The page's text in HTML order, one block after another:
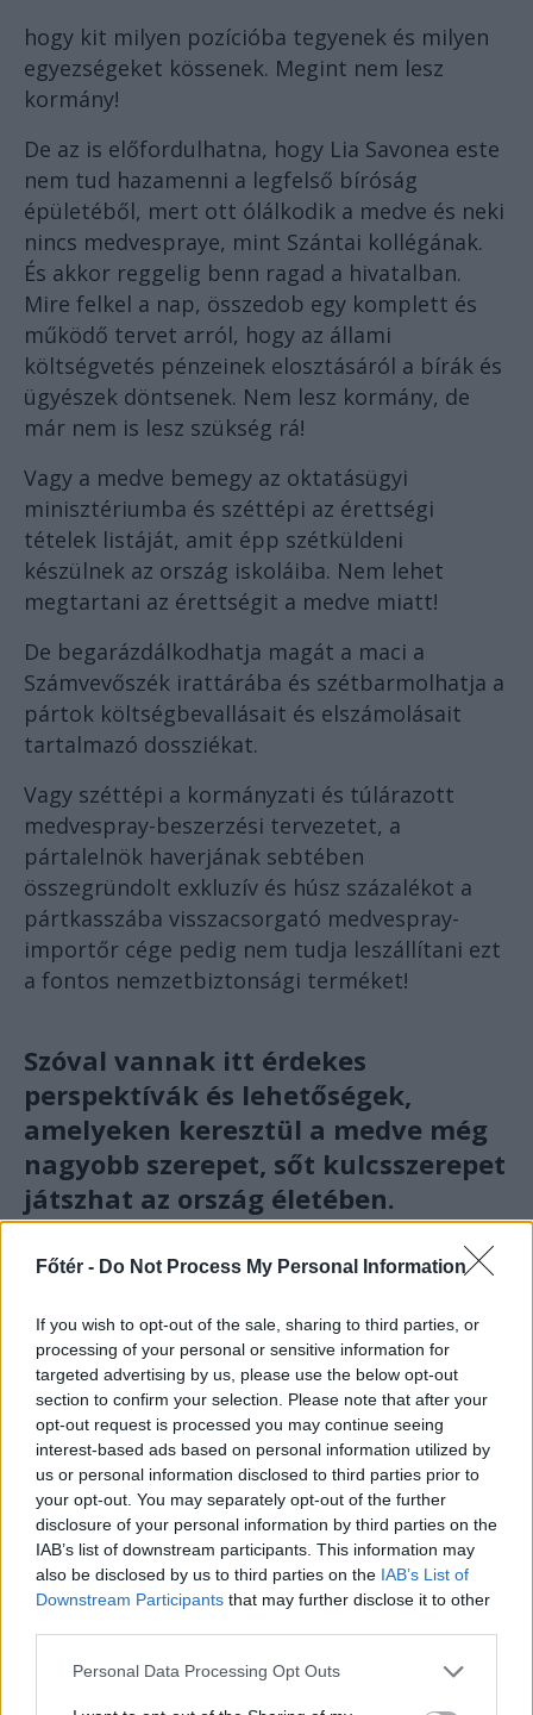
Főtér - Do Not Process My Personal Information
If you wish to opt-out of the sale, sharing to third parties, or
processing of your personal or sensitive information for
targeted advertising by us, please use the below opt-out
section to confirm your selection. Please note that after your
opt-out request is processed you may continue seeing
interest-based ads based on personal information utilized by
us or personal information disclosed to third parties prior to
your opt-out. You may separately opt-out of the further
disclosure of your personal information by third parties on the
IAB’s list of downstream participants. This information may
also be disclosed by us to third parties on the IAB’s List of
Downstream Participants that may further disclose it to other
Personal Data Processing Opt Outs
hogy kit milyen pozícióba tegyenek és milyen
egyezségeket kössenek. Megint nem lesz
kormány!
De az is előfordulhatna, hogy Lia Savonea este
nem tud hazamenni a legfelső bíróság
épületéből, mert ott ólálkodik a medve és neki
nincs medvespraye, mint Szántai kollégának.
És akkor reggelig benn ragad a hivatalban.
Mire felkel a nap, összedob egy komplett és
működő tervet arról, hogy az állami
költségvetés pénzeinek elosztásáról a bírák és
ügyészek döntsenek. Nem lesz kormány, de
már nem is lesz szükség rá!
Vagy a medve bemegy az oktatásügyi
minisztériumba és széttépi az érettségi
tételek listáját, amit épp szétküldeni
készülnek az ország iskoláiba. Nem lehet
megtartani az érettségit a medve miatt!
De begarázdálkodhatja magát a maci a
Számvevőszék irattárába és szétbarmolhatja a
pártok költségbevallásait és elszámolásait
tartalmazó dossziékat.
Vagy széttépi a kormányzati és túlárazott
medvespray-beszerzési tervezetet, a
pártalelnök haverjának sebtében
összegründolt exkluzív és húsz százalékot a
pártkasszába visszacsorgató medvespray-
importőr cége pedig nem tudja leszállítani ezt
a fontos nemzetbiztonsági terméket!
Szóval vannak itt érdekes
perspektívák és lehetőségek,
amelyeken keresztül a medve még
nagyobb szerepet, sőt kulcsszerepet
játszhat az ország életében.
És a jelen állás szerint ezért teljes mértékben
Brüsszel lesz a hibás, ha az Európai Bizottság
nem veszi le a fokozottan védett fajok
listájáról a barnamedvét.
Úgyhogy Szántai kolléga, jól tetted, hogy
megvetted azt a medvesprayt, lehet, hogy épp
te fogod vele a Bükkben megakadályozni, hogy
az ország sorsát döntően befolyásoló maci
levándoroljon Bukarestbe és ott hallatlan
dolgokat műveljen.